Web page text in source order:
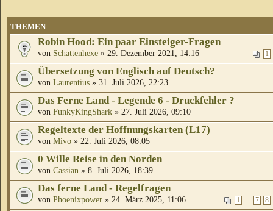
THEMEN
Robin Hood: Ein paar Einsteiger-Fragen
1
von Schattenhexe » 29. Dezember 2021, 14:16
Übersetzung von Englisch auf Deutsch?
von Laurentius » 31. Juli 2026, 22:23
Das Ferne Land - Legende 6 - Druckfehler ?
von FunkyKingShark » 27. Juli 2026, 09:10
Regeltexte der Hoffnungskarten (L17)
von Mivo » 22. Juli 2026, 08:05
0 Wille Reise in den Norden
von Cassian » 8. Juli 2026, 18:39
Das ferne Land - Regelfragen
1 ... 7 8
von Phoenixpower » 24. März 2025, 11:06